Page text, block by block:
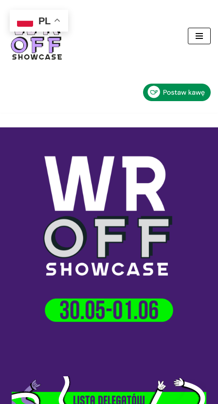
Przejdź
do
treści
PL